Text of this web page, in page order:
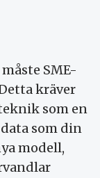
SME-
kräver
som en
som din
modell,